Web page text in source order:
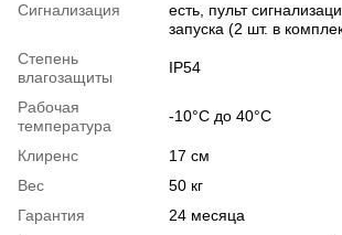
Сигнализация
есть, пульт
запуска (2 шт. в
Степень
влагозащиты
IP54
Рабочая
температура
-10°C до 40°C
Клиренс
17 см
Вес
50 кг
Гарантия
24 месяца